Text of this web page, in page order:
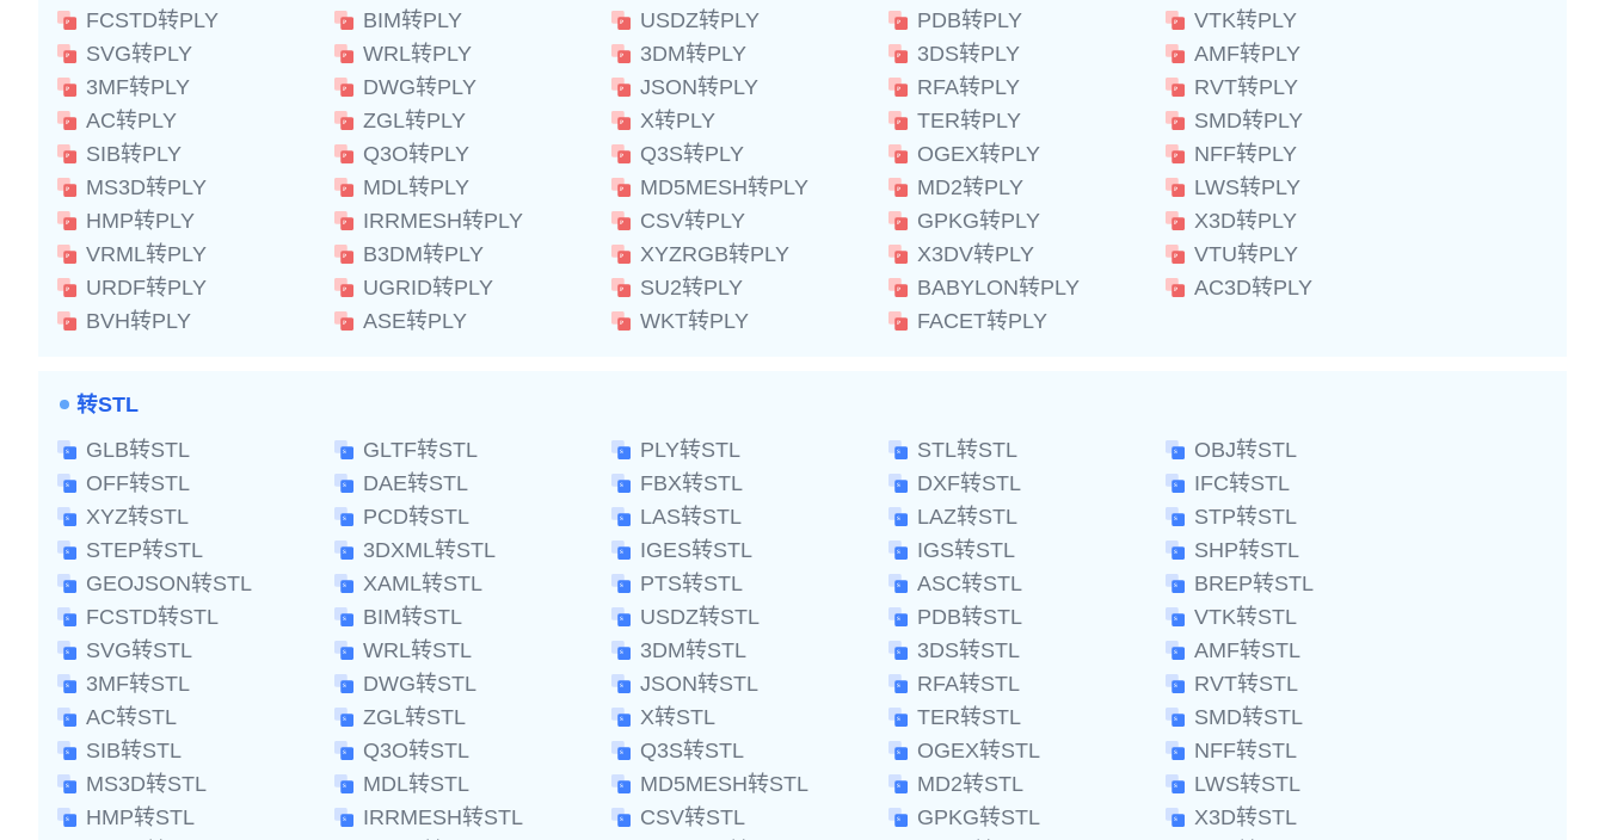
FCSTD转PLY
BIM转PLY USDZ转PLY PDB转PLY
VTK转PLY
SVG转PLY
WRL转PLY 3DM转PLY 3DS转PLY
AMF转PLY
3MF转PLY
DWG转PLY JSON转PLY RFA转PLY
RVT转PLY
AC转PLY
ZGL转PLY X转PLY TER转PLY
SMD转PLY
SIB转PLY
Q3O转PLY Q3S转PLY OGEX转PLY
NFF转PLY
MS3D转PLY
MDL转PLY MD5MESH转PLY MD2转PLY
LWS转PLY
HMP转PLY
IRRMESH转PLY CSV转PLY GPKG转PLY
X3D转PLY
VRML转PLY
B3DM转PLY XYZRGB转PLY X3DV转PLY
VTU转PLY
URDF转PLY
UGRID转PLY SU2转PLY BABYLON转PLY
AC3D转PLY
BVH转PLY
ASE转PLY WKT转PLY FACET转PLY
转STL
GLB转STL
GLTF转STL PLY转STL STL转STL
OBJ转STL
OFF转STL
DAE转STL FBX转STL DXF转STL
IFC转STL
XYZ转STL
PCD转STL LAS转STL LAZ转STL
STP转STL
STEP转STL
3DXML转STL IGES转STL IGS转STL
SHP转STL
GEOJSON转STL
XAML转STL PTS转STL ASC转STL
BREP转STL
FCSTD转STL
BIM转STL USDZ转STL PDB转STL
VTK转STL
SVG转STL
WRL转STL 3DM转STL 3DS转STL
AMF转STL
3MF转STL
DWG转STL JSON转STL RFA转STL
RVT转STL
AC转STL
ZGL转STL X转STL TER转STL
SMD转STL
SIB转STL
Q3O转STL Q3S转STL OGEX转STL
NFF转STL
MS3D转STL
MDL转STL MD5MESH转STL MD2转STL
LWS转STL
HMP转STL
IRRMESH转STL CSV转STL GPKG转STL
X3D转STL